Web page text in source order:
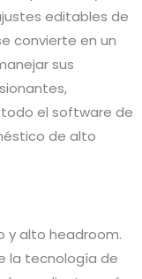
editables de
convierte en un
sus
todo el software de
de alto
y alto headroom.
la tecnología de